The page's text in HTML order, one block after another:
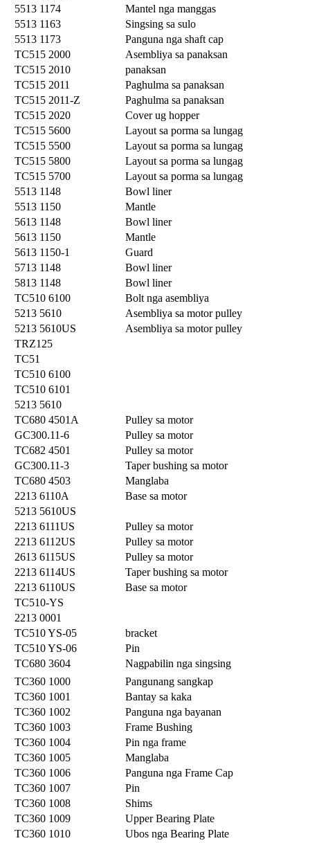
5513 1174
Mantel nga manggas
5513 1163
Singsing sa sulo
5513 1173
Panguna nga shaft cap
TC515 2000
Asembliya sa panaksan
TC515 2010
panaksan
TC515 2011
Paghulma sa panaksan
TC515 2011-Z
Paghulma sa panaksan
TC515 2020
Cover ug hopper
TC515 5600
Layout sa porma sa lungag
TC515 5500
Layout sa porma sa lungag
TC515 5800
Layout sa porma sa lungag
TC515 5700
Layout sa porma sa lungag
5513 1148
Bowl liner
5513 1150
Mantle
5613 1148
Bowl liner
5613 1150
Mantle
5613 1150-1
Guard
5713 1148
Bowl liner
5813 1148
Bowl liner
TC510 6100
Bolt nga asembliya
5213 5610
Asembliya sa motor pulley
5213 5610US
Asembliya sa motor pulley
TRZ125
TC51
TC510 6100
TC510 6101
5213 5610
TC680 4501A
Pulley sa motor
GC300.11-6
Pulley sa motor
TC682 4501
Pulley sa motor
GC300.11-3
Taper bushing sa motor
TC680 4503
Manglaba
2213 6110A
Base sa motor
5213 5610US
2213 6111US
Pulley sa motor
2213 6112US
Pulley sa motor
2613 6115US
Pulley sa motor
2213 6114US
Taper bushing sa motor
2213 6110US
Base sa motor
TC510-YS
2213 0001
TC510 YS-05
bracket
TC510 YS-06
Pin
TC680 3604
Nagpabilin nga singsing
TC360 1000
Pangunang sangkap
TC360 1001
Bantay sa kaka
TC360 1002
Panguna nga bayanan
TC360 1003
Frame Bushing
TC360 1004
Pin nga frame
TC360 1005
Manglaba
TC360 1006
Panguna nga Frame Cap
TC360 1007
Pin
TC360 1008
Shims
TC360 1009
Upper Bearing Plate
TC360 1010
Ubos nga Bearing Plate